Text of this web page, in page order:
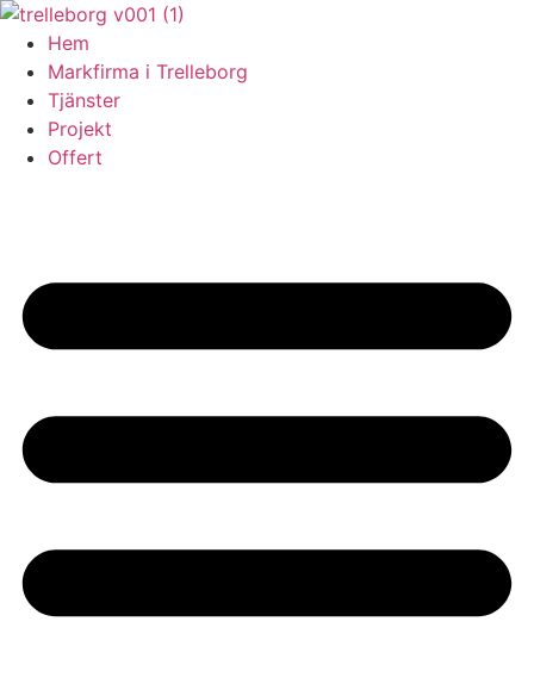
Skip
content
Hem
Markfirma i Trelleborg
Tjänster
Projekt
Offert